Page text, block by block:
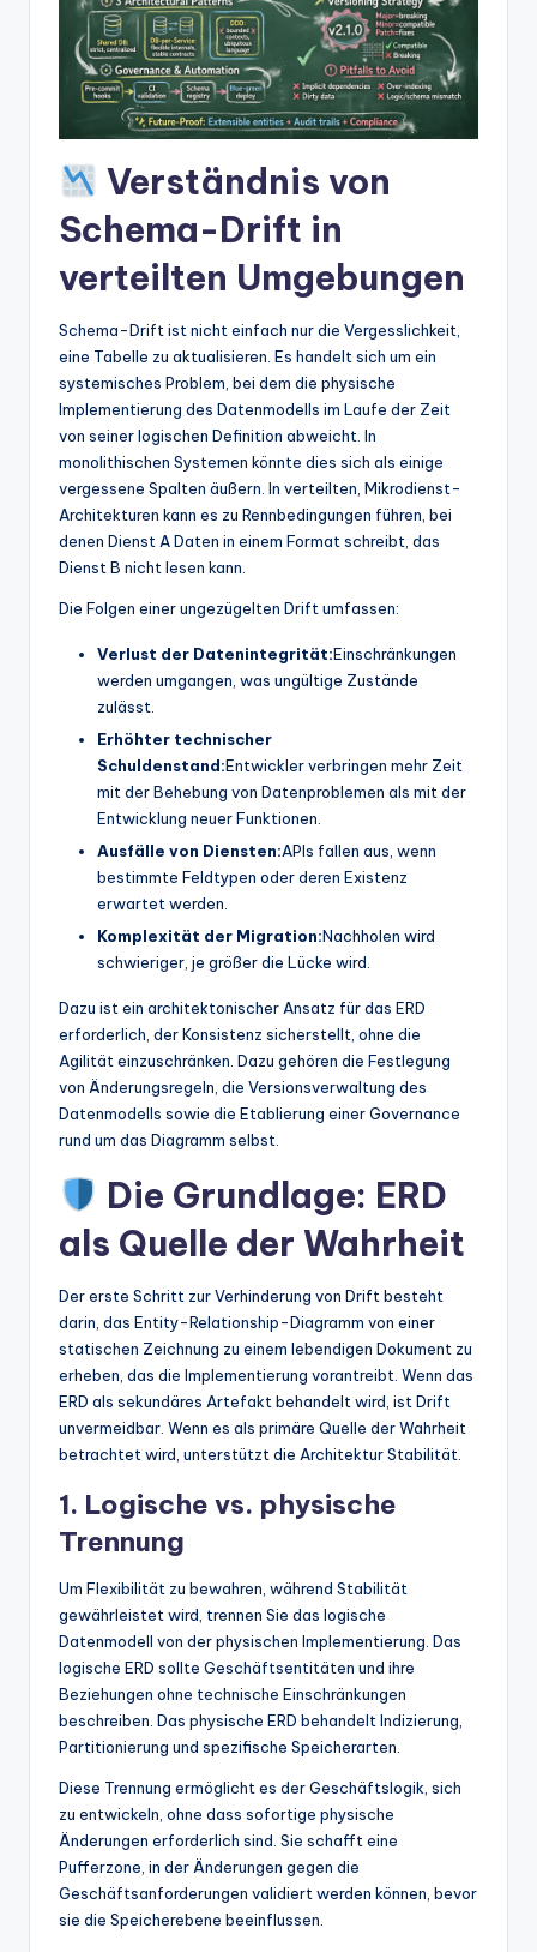
Verständnis von
Schema-Drift in
verteilten Umgebungen
Schema-Drift ist nicht einfach nur die Vergesslichkeit,
eine Tabelle zu aktualisieren. Es handelt sich um ein
systemisches Problem, bei dem die physische
Implementierung des Datenmodells im Laufe der Zeit
von seiner logischen Definition abweicht. In
monolithischen Systemen könnte dies sich als einige
vergessene Spalten äußern. In verteilten, Mikrodienst-
Architekturen kann es zu Rennbedingungen führen, bei
denen Dienst A Daten in einem Format schreibt, das
Dienst B nicht lesen kann.
Die Folgen einer ungezügelten Drift umfassen:
Verlust der Datenintegrität:Einschränkungen
werden umgangen, was ungültige Zustände
zulässt.
Erhöhter technischer
Schuldenstand:Entwickler verbringen mehr Zeit
mit der Behebung von Datenproblemen als mit der
Entwicklung neuer Funktionen.
Ausfälle von Diensten:APIs fallen aus, wenn
bestimmte Feldtypen oder deren Existenz
erwartet werden.
Komplexität der Migration:Nachholen wird
schwieriger, je größer die Lücke wird.
Dazu ist ein architektonischer Ansatz für das ERD
erforderlich, der Konsistenz sicherstellt, ohne die
Agilität einzuschränken. Dazu gehören die Festlegung
von Änderungsregeln, die Versionsverwaltung des
Datenmodells sowie die Etablierung einer Governance
rund um das Diagramm selbst.
Die Grundlage: ERD
als Quelle der Wahrheit
Der erste Schritt zur Verhinderung von Drift besteht
darin, das Entity-Relationship-Diagramm von einer
statischen Zeichnung zu einem lebendigen Dokument zu
erheben, das die Implementierung vorantreibt. Wenn das
ERD als sekundäres Artefakt behandelt wird, ist Drift
unvermeidbar. Wenn es als primäre Quelle der Wahrheit
betrachtet wird, unterstützt die Architektur Stabilität.
1. Logische vs. physische
Trennung
Um Flexibilität zu bewahren, während Stabilität
gewährleistet wird, trennen Sie das logische
Datenmodell von der physischen Implementierung. Das
logische ERD sollte Geschäftsentitäten und ihre
Beziehungen ohne technische Einschränkungen
beschreiben. Das physische ERD behandelt Indizierung,
Partitionierung und spezifische Speicherarten.
Diese Trennung ermöglicht es der Geschäftslogik, sich
zu entwickeln, ohne dass sofortige physische
Änderungen erforderlich sind. Sie schafft eine
Pufferzone, in der Änderungen gegen die
Geschäftsanforderungen validiert werden können, bevor
sie die Speicherebene beeinflussen.